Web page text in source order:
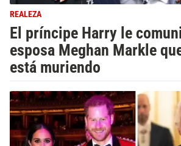
REALEZA
El príncipe Harry le
esposa Meghan Markle
está muriendo